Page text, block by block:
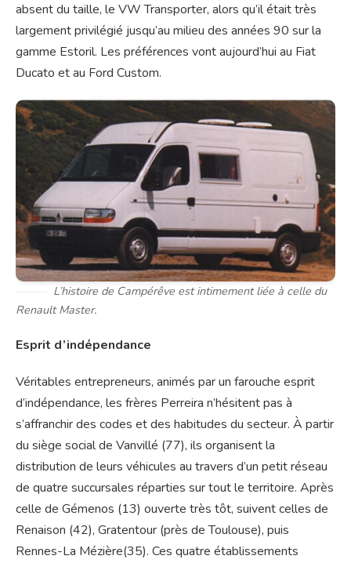
absent du taille, le VW Transporter, alors qu’il était très
largement privilégié jusqu’au milieu des années 90 sur la
gamme Estoril. Les préférences vont aujourd’hui au Fiat
Ducato et au Ford Custom.
L’histoire de Campérêve est intimement liée à celle du
Renault Master.
Esprit d’indépendance
Véritables entrepreneurs, animés par un farouche esprit
d’indépendance, les frères Perreira n’hésitent pas à
s’affranchir des codes et des habitudes du secteur. À partir
du siège social de Vanvillé (77), ils organisent la
distribution de leurs véhicules au travers d’un petit réseau
de quatre succursales réparties sur tout le territoire. Après
celle de Gémenos (13) ouverte très tôt, suivent celles de
Renaison (42), Gratentour (près de Toulouse), puis
Rennes-La Mézière(35). Ces quatre établissements